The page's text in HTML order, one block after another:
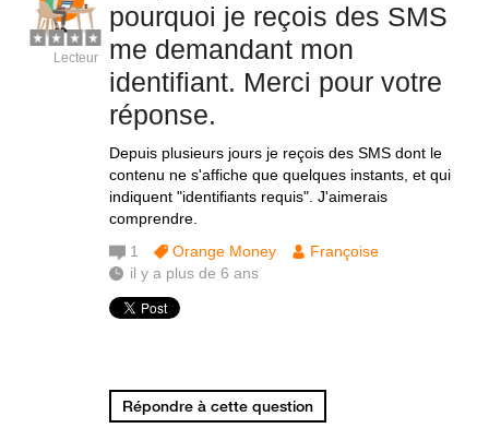
pourquoi je reçois des SMS
me demandant mon
identifiant. Merci pour votre
réponse.
Depuis plusieurs jours je reçois des SMS dont le
contenu ne s'affiche que quelques instants, et qui
indiquent "identifiants requis". J'aimerais
comprendre.
Lecteur
1 Orange Money
Françoise
il y a plus de 6 ans
Répondre à cette question